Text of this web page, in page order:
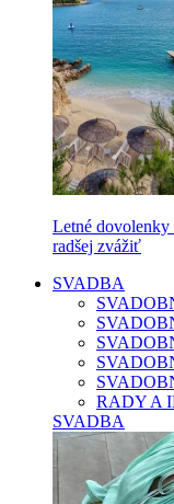
Letné dovolenky
radšej zvážiť
SVADBA
RADY A
SVADBA